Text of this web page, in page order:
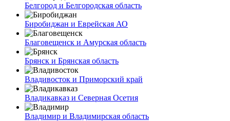
Белгород и Белгородская область
Биробиджан и Еврейская АО
Благовещенск и Амурская область
Брянск и Брянская область
Владивосток и Приморский край
Владикавказ и Северная Осетия
Владимир и Владимирская область